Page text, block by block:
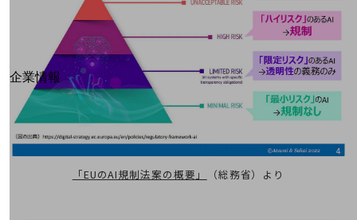
別ウィンドウで開きます
企業情報
企業情報TOP
会社案内
会社案内TOP
組織
「EUのAI規制法案の概要」 （総務省）より